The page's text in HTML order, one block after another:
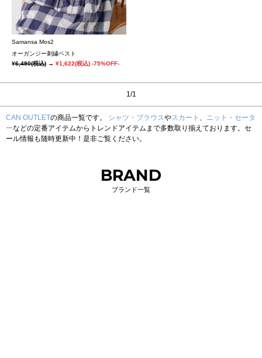
Samansa Mos2
オーガンジー刺繍ベスト
¥6,490(税込) → ¥1,622(税込) -75%OFF-
1/1
CAN OUTLETの商品一覧です。 シャツ・ブラウスやスカート 、 ニット・セータ
ーなどの定番アイテムからトレンドアイテムまで多数取り揃えております。セ
ール情報も随時更新中！是非ご覧ください。
BRAND
ブランド一覧